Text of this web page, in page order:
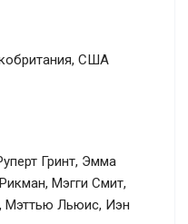
США
Гринт, Эмма
Мэгги Смит,
Мэттью Льюис, Иэн